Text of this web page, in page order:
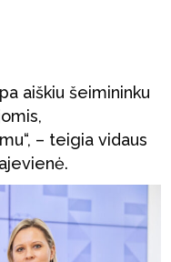
aiškiu šeimininku
– teigia vidaus